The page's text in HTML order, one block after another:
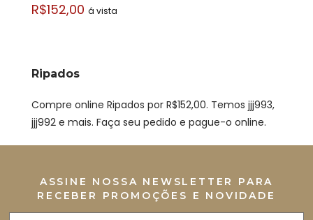
R$152,00 á vista
Ripados
Compre online Ripados por R$152,00. Temos jjj993,
jjj992 e mais. Faça seu pedido e pague-o online.
ASSINE NOSSA NEWSLETTER PARA
RECEBER PROMOÇÕES E NOVIDADE